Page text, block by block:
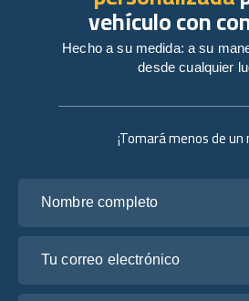
¡Tomará menos de
vehículo con
Hecho a su medida: a su
desde cualquier